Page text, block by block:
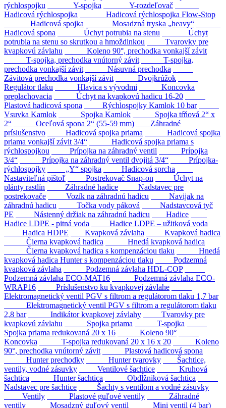
rýchlospojku
Y-spojka
Y-rozdeľovač
Hadicová rýchlospojka
Hadicová rýchlospojka Flow-Stop
Hadicová spojka
Mosadzná tryska „heavy“
Hadicová spona
Úchyt potrubia na stenu
Úchyt
potrubia na stenu so skrutkou a hmoždinkou
Tvarovky pre
kvapkovú závlahu
Koleno 90°, prechodka vonkajší závit
T-spojka, prechodka vnútorný závit
T-spojka,
prechodka vonkajší závit
Násuvná prechodka
Závitová prechodka vonkajší závit
Dvojkrúžok
Regulátor tlaku
Hlavica s vývodmi
Koncovka
preplachovacia
Úchyt na kvapkovú hadicu 16-20
Plastová hadicová spona
Rýchlospojky Kamlok 10 bar
Vsuvka Kamlok
Spojka Kamlok
Spojka tŕňová 2“ x
2“
Oceľová spona 2“ (55-59 mm)
Záhradné
príslušenstvo
Hadicová spojka priama
Hadicová spojka
priama vonkajší závit 3/4“
Hadicová spojka priama s
rýchlospojkou
Prípojka na záhradný ventil
Prípojka
3/4“
Prípojka na záhradný ventil dvojitá 3/4“
Prípojka-
rýchlospojky
„Y“ spojka
Hadicová sprcha
Nastaviteľná pištoľ
Postrekovač Snap-on
Úchyt na
plánty rastlín
Záhradné hadice
Nadstavec pre
postrekovače
Vozík na záhradnú hadicu
Navijak na
záhradnú hadicu
Točka vody páková
Nadstavcová tyč
PE
Nástenný držiak na záhradnú hadicu
Hadice
Hadice LDPE - pitná voda
Hadice LDPE – užitková voda
Hadica HDPE
Kvapková závlaha
Kvapková hadica
Čierna kvapková hadica
Hnedá kvapková hadica
Čierna kvapková hadica s kompenzáciou tlaku
Hnedá
kvapková hadica Hunter s kompenzáciou tlaku
Podzemná
kvapková závlaha
Podzemná závlaha HDL-COP
Podzemná závlaha ECO-MAT16
Podzemná závlaha ECO-
WRAP16
Príslušenstvo ku kvapkovej závlahe
Elektromagnetický ventil PGV s filtrom a regulátorom tlaku 1,7 bar
Elektromagnetický ventil PGV s filtrom a regulátorom tlaku
2,8 bar
Indikátor kvapkovej závlahy
Tvarovky pre
kvapkovú závlahu
Spojka priama
T-spojka
Spojka priama redukovaná 20 x 16
Koleno 90°
Koncovka
T-spojka redukovaná 20 x 16 x 20
Koleno
90°, prechodka vnútorný závit
Plastová hadicová spona
Hunter prechodky
Hunter tvarovky
Šachtice,
ventily, vodné zásuvky
Ventilové šachtice
Kruhová
šachtica
Hunter šachtica
Obdĺžniková šachtica
Nadstavec pre šachtice
Šachty s ventilom a vodné zásuvky
Ventily
Plastové guľové ventily
Záhradné
ventily
Mosadzný guľový ventil
Mini ventil (4 bar)